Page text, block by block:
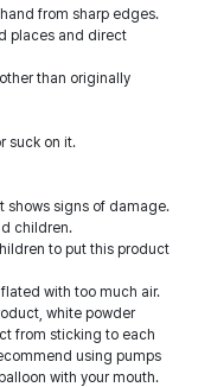
from sharp edges.
places and direct
than originally
suck on it.
shows signs of damage.
children.
to put this product
with too much air.
white powder
from sticking to each
using pumps
with your mouth.